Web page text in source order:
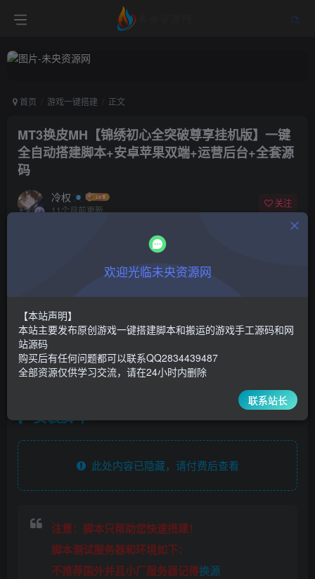
首页 游戏一键搭建 正文
MT3换皮MH【锦绣初心全突破尊享挂机版】一键
全自动搭建脚本+安卓苹果双端+运营后台+全套源
码
冷权
11个月前更新
关注
￥9.9 ￥ 30
安装脚本
此处内容已隐藏，请付费后查看
注意：脚本只帮助您快速搭建！
脚本测试服务器和环境如下：
不推荐国外并且小厂服务器记得换源
欢迎光临未央资源网
【本站声明】
本站主要发布原创游戏一键搭建脚本和搬运的游戏手工源码和网
站源码
购买后有任何问题都可以联系QQ2834439487
全部资源仅供学习交流，请在24小时内删除
联系站长